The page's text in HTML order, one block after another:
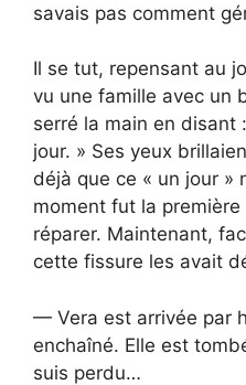
savais pas comment
Il se tut, repensant au
vu une famille avec un
serré la main en disant
jour. » Ses yeux
déjà que ce « un jour »
moment fut la première
réparer. Maintenant,
cette fissure les avait
— Vera est arrivée par
enchaîné. Elle est
suis perdu…